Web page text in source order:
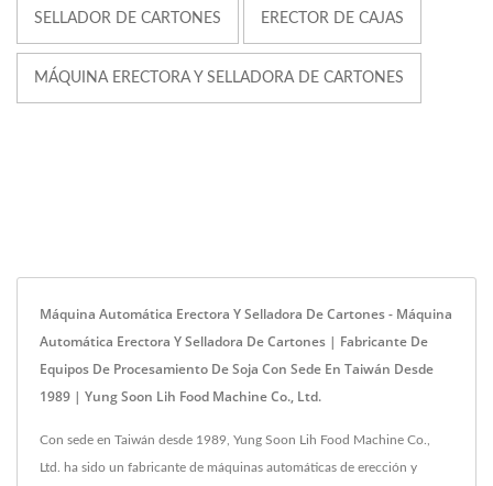
SELLADOR DE CARTONES ERECTOR DE CAJAS
MÁQUINA ERECTORA Y SELLADORA DE CARTONES
Máquina Automática Erectora Y Selladora De Cartones - Máquina
Automática Erectora Y Selladora De Cartones | Fabricante De
Equipos De Procesamiento De Soja Con Sede En Taiwán Desde
1989 | Yung Soon Lih Food Machine Co., Ltd.
Con sede en Taiwán desde 1989, Yung Soon Lih Food Machine Co.,
Ltd. ha sido un fabricante de máquinas automáticas de erección y